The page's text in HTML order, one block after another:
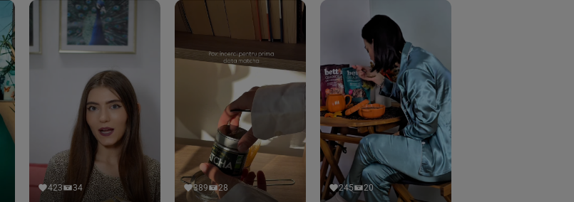
423 34 389 28 245 20